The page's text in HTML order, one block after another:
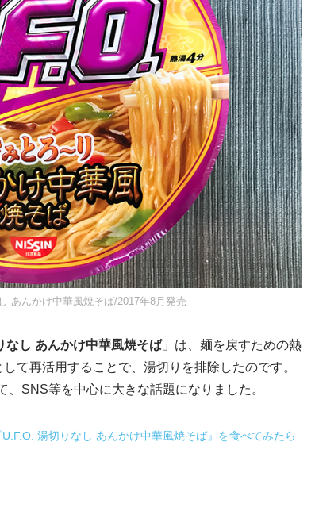
あんかけ中華風焼そば/2017年8月発売
なし あんかけ中華風焼そば」は、麺を戻すための熱
して再活用することで、湯切りを排除したのです。
SNS等を中心に大きな話題になりました。
湯切りなし あんかけ中華風焼そば』を食べてみたら